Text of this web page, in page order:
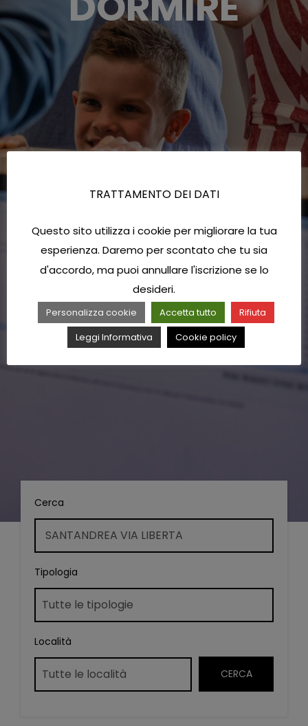
Cerca
Tipologia
Località
TRATTAMENTO DEI DATI
Questo sito utilizza i cookie per migliorare la tua
esperienza. Daremo per scontato che tu sia
d'accordo, ma puoi annullare l'iscrizione se lo
desideri.
Personalizza cookie Accetta tutto
Rifiuta
Leggi Informativa
Cookie policy